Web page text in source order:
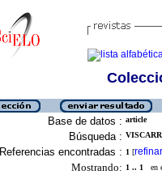
Base de datos : article
Búsqueda :
Referencias encontradas : 1 [refinar
Mostrando: 1 .. 1 en